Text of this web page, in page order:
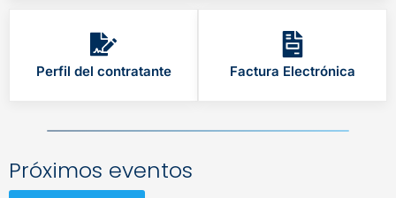
Perfil del contratante Factura Electrónica
Próximos eventos